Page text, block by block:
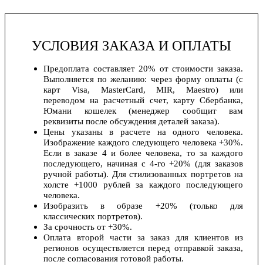
УСЛОВИЯ ЗАКАЗА И ОПЛАТЫ
Предоплата составляет 20% от стоимости заказа.
Выполняется по желанию: через форму оплаты (с
карт Visa, MasterCard, MIR, Maestro) или
переводом на расчетный счет, карту Сбербанка,
Юмани кошелек (менеджер сообщит вам
реквизиты после обсуждения деталей заказа).
Цены указаны в расчете на одного человека.
Изображение каждого следующего человека +30%.
Если в заказе 4 и более человека, то за каждого
последующего, начиная с 4-го +20% (для заказов
ручной работы). Для стилизованных портретов на
холсте +1000 рублей за каждого последующего
человека.
Изобразить в образе +20% (только для
классических портретов).
За срочность от +30%.
Оплата второй части за заказ для клиентов из
регионов осуществляется перед отправкой заказа,
после согласования готовой работы.